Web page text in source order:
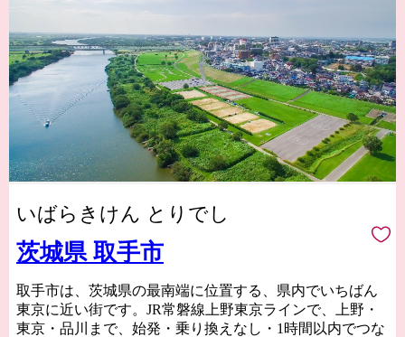
いばらきけん とりでし
茨城県 取手市
取手市は、茨城県の最南端に位置する、県内でいちばん
東京に近い街です。JR常磐線上野東京ラインで、上野・
東京・品川まで、始発・乗り換えなし・1時間以内でつな